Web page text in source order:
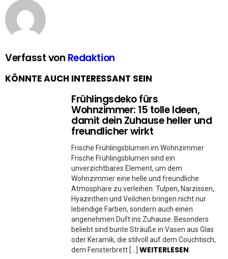
Verfasst von Redaktion
KÖNNTE AUCH INTERESSANT SEIN
Frühlingsdeko fürs
Wohnzimmer: 15 tolle Ideen,
damit dein Zuhause heller und
freundlicher wirkt
Frische Frühlingsblumen im Wohnzimmer
Frische Frühlingsblumen sind ein
unverzichtbares Element, um dem
Wohnzimmer eine helle und freundliche
Atmosphäre zu verleihen. Tulpen, Narzissen,
Hyazinthen und Veilchen bringen nicht nur
lebendige Farben, sondern auch einen
angenehmen Duft ins Zuhause. Besonders
beliebt sind bunte Sträuße in Vasen aus Glas
oder Keramik, die stilvoll auf dem Couchtisch,
dem Fensterbrett […] WEITERLESEN